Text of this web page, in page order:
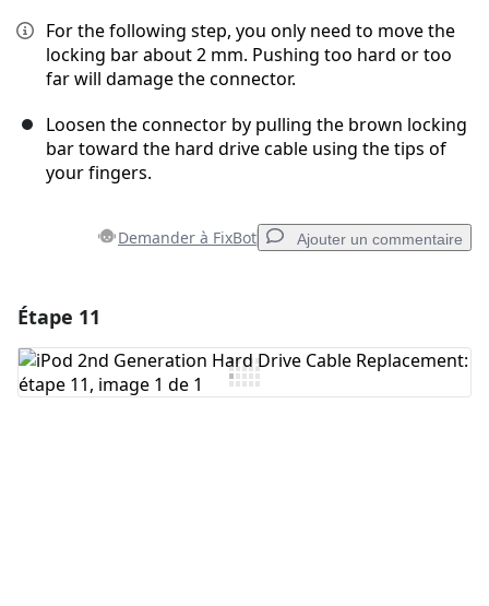
For the following step, you only need to move the
locking bar about 2 mm. Pushing too hard or too
far will damage the connector.
Loosen the connector by pulling the brown locking
bar toward the hard drive cable using the tips of
your fingers.
Demander à FixBot Ajouter un commentaire
Ajouter un commentaire
Étape 11